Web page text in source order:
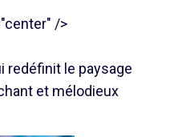
/>
redéfinit le paysage
et mélodieux